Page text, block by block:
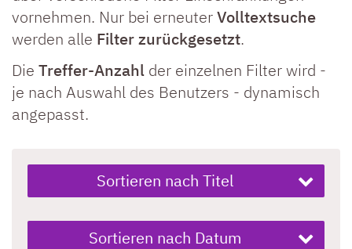
vornehmen. Nur bei erneuterVolltextsuche
werden alle Filter zurückgesetzt.
Die Treffer-Anzahl der einzelnen Filter wird -
je nach Auswahl des Benutzers - dynamisch
angepasst.
Sortieren nach Titel
Sortieren nach Datum